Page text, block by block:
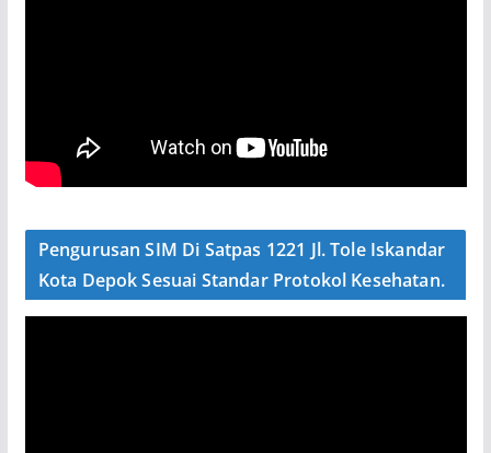
Pengurusan SIM Di Satpas 1221 Jl. Tole Iskandar
Kota Depok Sesuai Standar Protokol Kesehatan.